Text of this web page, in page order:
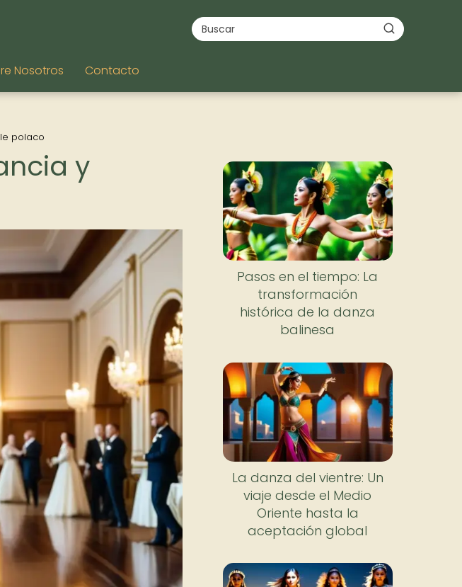
Nosotros Contacto
polaco
y
Pasos en el tiempo: La
transformación
histórica de la danza
balinesa
La danza del vientre: Un
viaje desde el Medio
Oriente hasta la
aceptación global